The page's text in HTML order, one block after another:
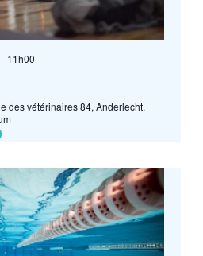
- 11h00
des vétérinaires 84, Anderlecht,